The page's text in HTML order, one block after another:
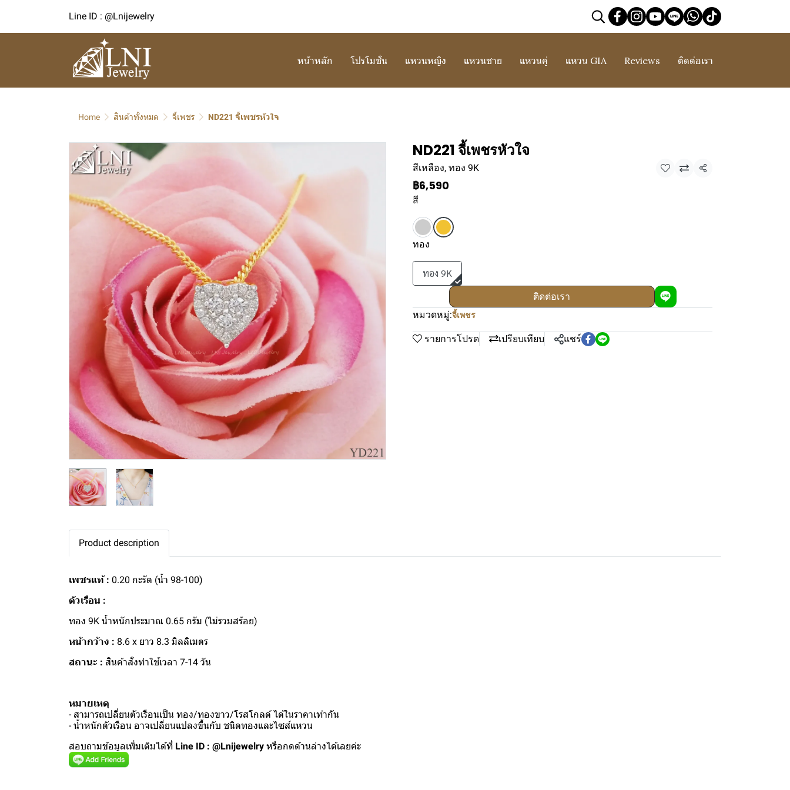
Line ID : @Lnijewelry
หน้าหลัก โปรโมชั่น แหวนหญิง แหวนชาย แหวนคู่ แหวน GIA Reviews ติดต่อเรา
Home สินค้าทั้งหมด จี้เพชร ND221 จี้เพชรหัวใจ
ND221 จี้เพชรหัวใจ
สีเหลือง, ทอง 9K แชร์
฿6,590
สี
ทอง
ทอง 9K
ติดต่อเรา
หมวดหมู่:จี้เพชร
รายการโปรด เปรียบเทียบ แชร์
Product description
เพชรแท้ : 0.20 กะรัต (น้ำ 98-100)
ตัวเรือน :
ทอง 9K น้ำหนักประมาณ 0.65 กรัม (ไม่รวมสร้อย)
หน้ากว้าง : 8.6 x ยาว 8.3 มิลลิเมตร
สถานะ : สินค้าสั่งทำใช้เวลา 7-14 วัน
หมายเหตุ
- สามารถเปลี่ยนตัวเรือนเป็น ทอง/ทองขาว/โรสโกลด์ ได้ในราคาเท่ากัน
- น้ำหนักตัวเรือน อาจเปลี่ยนแปลงขึ้นกับ ชนิดทองและไซส์แหวน
สอบถามข้อมูลเพิ่มเติมได้ที่ Line ID : @Lnijewelry หรือกดด้านล่างได้เลยค่ะ